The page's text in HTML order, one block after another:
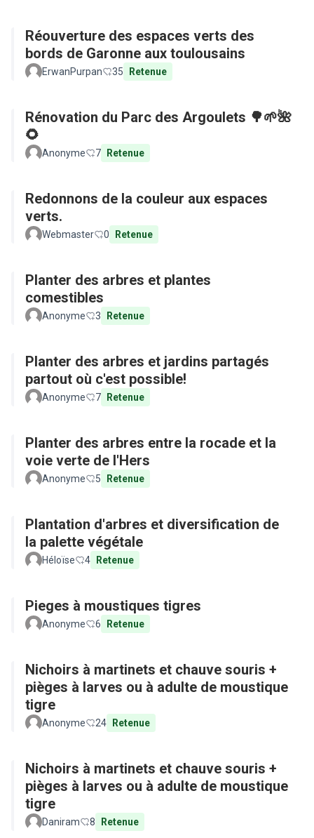
Réouverture des espaces verts des
bords de Garonne aux toulousains
ErwanPurpan 35 Retenue
Rénovation du Parc des Argoulets 🌳🌱🌺
🌻
Anonyme 7 Retenue
Redonnons de la couleur aux espaces
verts.
Webmaster 0 Retenue
Planter des arbres et plantes
comestibles
Anonyme 3 Retenue
Planter des arbres et jardins partagés
partout où c'est possible!
Anonyme 7 Retenue
Planter des arbres entre la rocade et la
voie verte de l'Hers
Anonyme 5 Retenue
Plantation d'arbres et diversification de
la palette végétale
Héloïse 4 Retenue
Pieges à moustiques tigres
Anonyme 6 Retenue
Nichoirs à martinets et chauve souris +
pièges à larves ou à adulte de moustique
tigre
Anonyme 24 Retenue
Nichoirs à martinets et chauve souris +
pièges à larves ou à adulte de moustique
tigre
Daniram 8 Retenue